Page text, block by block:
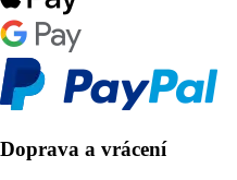
Doprava a vrácení